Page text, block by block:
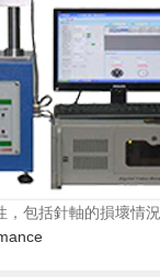
，包括針軸的損壞情